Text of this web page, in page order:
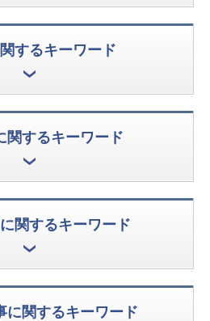
するキーワード
関するキーワード
関するキーワード
に関するキーワード